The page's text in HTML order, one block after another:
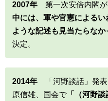
2007年 第一次安倍内閣が
中には、軍や官憲による
ような記述も見当たらなか
決定。
2014年 「河野談話」発
原信雄、国会で「（河野談